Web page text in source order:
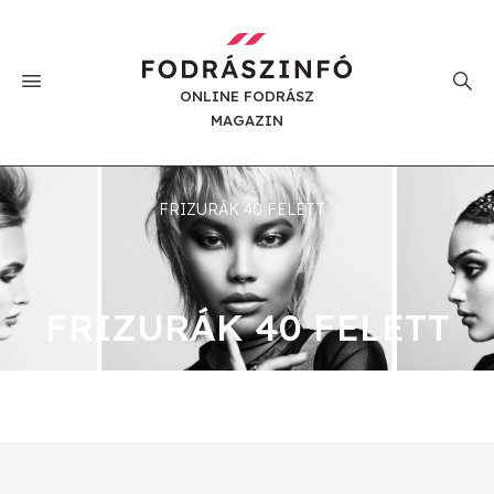
ONLINE FODRÁSZ
MAGAZIN
FRIZURÁK 40 FELETT
FRIZURÁK 40 FELETT